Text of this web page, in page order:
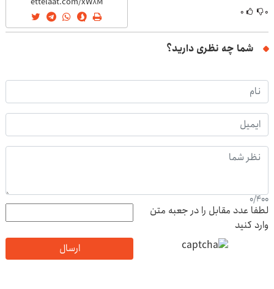
۰ ۰
شما چه نظری دارید؟
0/400
لطفا عدد مقابل را در جعبه متن
وارد کنید
ارسال